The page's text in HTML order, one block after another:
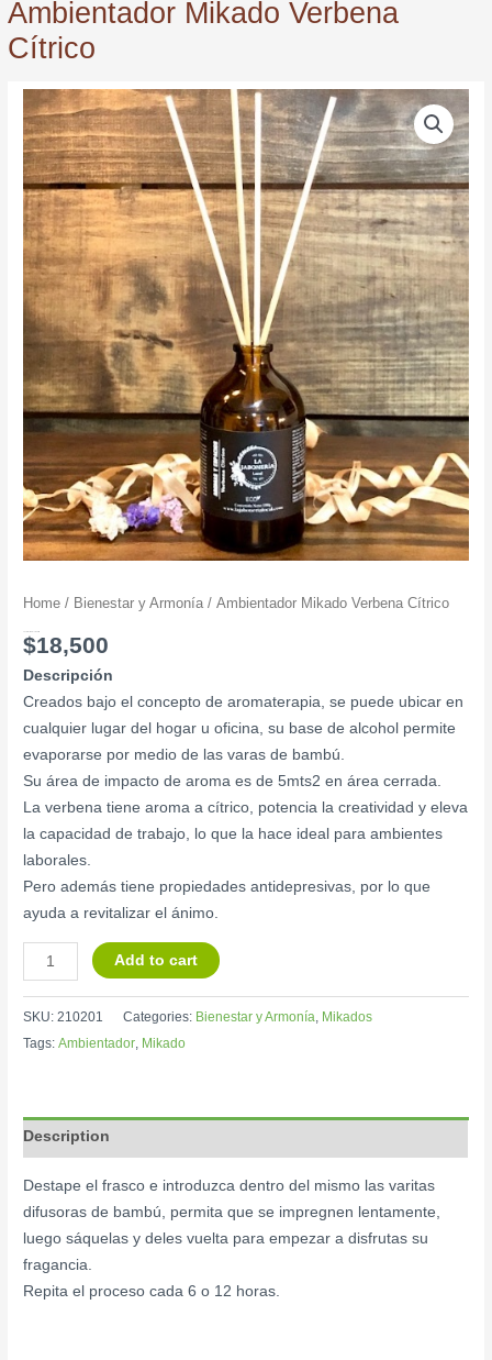
Ambientador Mikado Verbena
Cítrico
Home / Bienestar y Armonía / Ambientador Mikado Verbena Cítrico
$18,500
Descripción
Creados bajo el concepto de aromaterapia, se puede ubicar en
cualquier lugar del hogar u oficina, su base de alcohol permite
evaporarse por medio de las varas de bambú.
Su área de impacto de aroma es de 5mts2 en área cerrada.
La verbena tiene aroma a cítrico, potencia la creatividad y eleva
la capacidad de trabajo, lo que la hace ideal para ambientes
laborales.
Pero además tiene propiedades antidepresivas, por lo que
ayuda a revitalizar el ánimo.
Ambientador
Mikado
Verbena
Cítrico
quantity
Add to cart
SKU:210201 Categories: Bienestar y Armonía, Mikados
Tags:Ambientador, Mikado
Description
Destape el frasco e introduzca dentro del mismo las varitas
difusoras de bambú, permita que se impregnen lentamente,
luego sáquelas y deles vuelta para empezar a disfrutas su
fragancia.
Repita el proceso cada 6 o 12 horas.